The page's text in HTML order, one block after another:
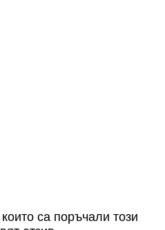
са поръчали този